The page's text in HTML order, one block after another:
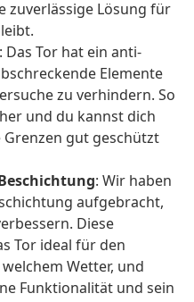
zuverlässige Lösung für
: Das Tor hat ein anti-
Elemente
zu verhindern. So
und du kannst dich
gut geschützt
: Wir haben
aufgebracht,
Diese
Tor ideal für den
Wetter, und
Funktionalität und sein